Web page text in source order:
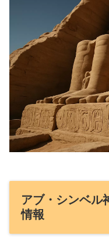
アブ・シンベル
情報